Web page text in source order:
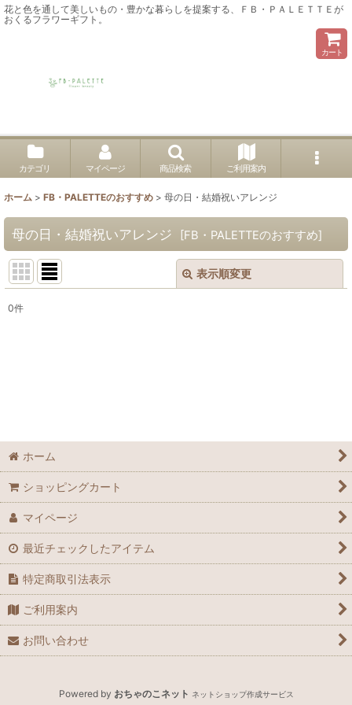
花と色を通して美しいもの・豊かな暮らしを提案する、ＦＢ・ＰＡＬＥＴＴＥが
おくるフラワーギフト。
カート
カテゴリ マイページ 商品検索 ご利用案内
ホーム > FB・PALETTEのおすすめ > 母の日・結婚祝いアレンジ
母の日・結婚祝いアレンジ [FB・PALETTEのおすすめ]
表示順変更
0件
ホーム
ショッピングカート
マイページ
最近チェックしたアイテム
特定商取引法表示
ご利用案内
お問い合わせ
Powered by おちゃのこネット ネットショップ作成サービス